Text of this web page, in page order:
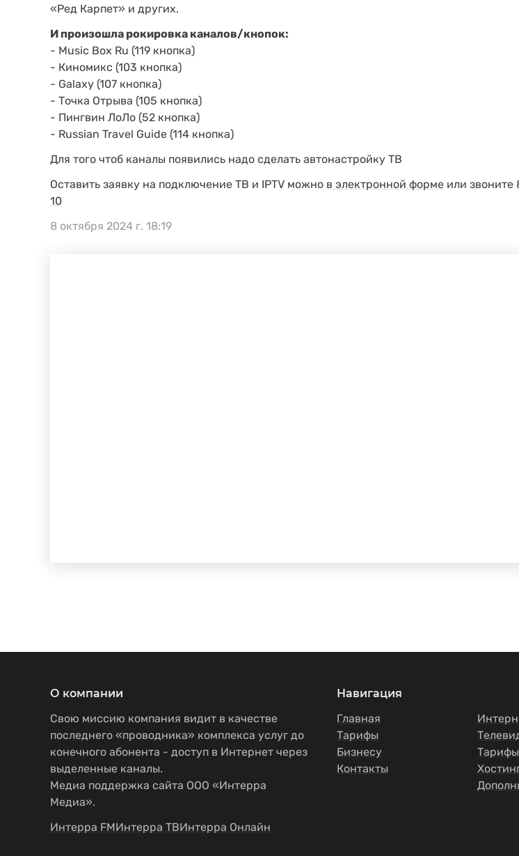
«Ред Карпет» и других.
И произошла рокировка каналов/кнопок:
- Music Box Ru (119 кнопка)
- Киномикс (103 кнопка)
- Galaxy (107 кнопка)
- Точка Отрыва (105 кнопка)
- Пингвин ЛоЛо (52 кнопка)
- Russian Travel Guide (114 кнопка)
Для того чтоб каналы появились надо сделать автонастройку ТВ
Оставить заявку на подключение ТВ и IPTV можно в электронной форме или звоните
10
8 октября 2024 г. 18:19
О компании
Свою миссию компания видит в качестве
последнего «проводника» комплекса услуг до
конечного абонента - доступ в Интернет через
выделенные каналы.
Медиа поддержка сайта ООО «Интерра
Медиа».
Интерра FMИнтерра ТВИнтерра Онлайн
Навигация
Главная
Тарифы
Бизнесу
Контакты